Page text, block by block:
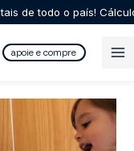
de todo o país!
apoie e compre